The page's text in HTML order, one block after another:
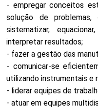
- empregar conceitos
solução de problemas,
sistematizar,
interpretar resultados;
- fazer a gestão das
- comunicar-se
utilizando instrumentais
- liderar equipes de
- atuar em equipes